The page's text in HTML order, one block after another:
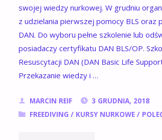
swojej wiedzy nurkowej. W grudniu
z udzielania pierwszej pomocy BLS oraz
DAN. Do wyboru pełne szkolenie lub
posiadaczy certyfikatu DAN BLS/OP.
Resuscytacji DAN (DAN Basic Life
Przekazanie wiedzy i …
MARCIN REIF
3 GRUDNIA, 2018
FREEDIVING / KURSY NURKOWE/